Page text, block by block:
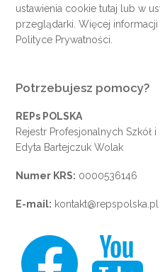
ustawienia cookietutaj lub w
przeglądarki. Więcej informacji
Polityce Prywatności
Potrzebujesz pomocy?
REPs POLSKA
Rejestr Profesjonalnych Szkół
Edyta Bartejczuk Wolak
Numer KRS: 0000536146
E-mail: kontakt@repspolska.pl